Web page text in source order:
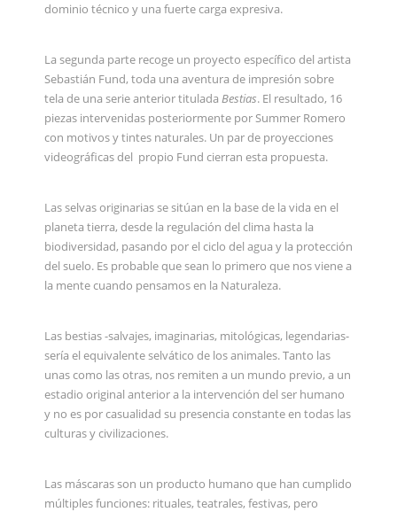
dominio técnico y una fuerte carga expresiva.
La segunda parte recoge un proyecto específico del artista
Sebastián Fund, toda una aventura de impresión sobre
tela de una serie anterior titulada Bestias. El resultado, 16
piezas intervenidas posteriormente por Summer Romero
con motivos y tintes naturales. Un par de proyecciones
videográficas del propio Fund cierran esta propuesta.
Las selvas originarias se sitúan en la base de la vida en el
planeta tierra, desde la regulación del clima hasta la
biodiversidad, pasando por el ciclo del agua y la protección
del suelo. Es probable que sean lo primero que nos viene a
la mente cuando pensamos en la Naturaleza.
Las bestias -salvajes, imaginarias, mitológicas, legendarias-
sería el equivalente selvático de los animales. Tanto las
unas como las otras, nos remiten a un mundo previo, a un
estadio original anterior a la intervención del ser humano
y no es por casualidad su presencia constante en todas las
culturas y civilizaciones.
Las máscaras son un producto humano que han cumplido
múltiples funciones: rituales, teatrales, festivas, pero